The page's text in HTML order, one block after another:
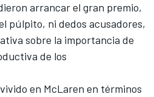
arrancar el gran premio,
púlpito, ni dedos acusadores,
sobre la importancia de
de los
en McLaren en términos